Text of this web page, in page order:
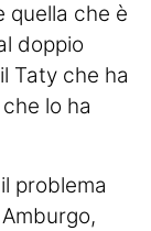
quella che è
doppio
Taty che ha
lo ha
problema